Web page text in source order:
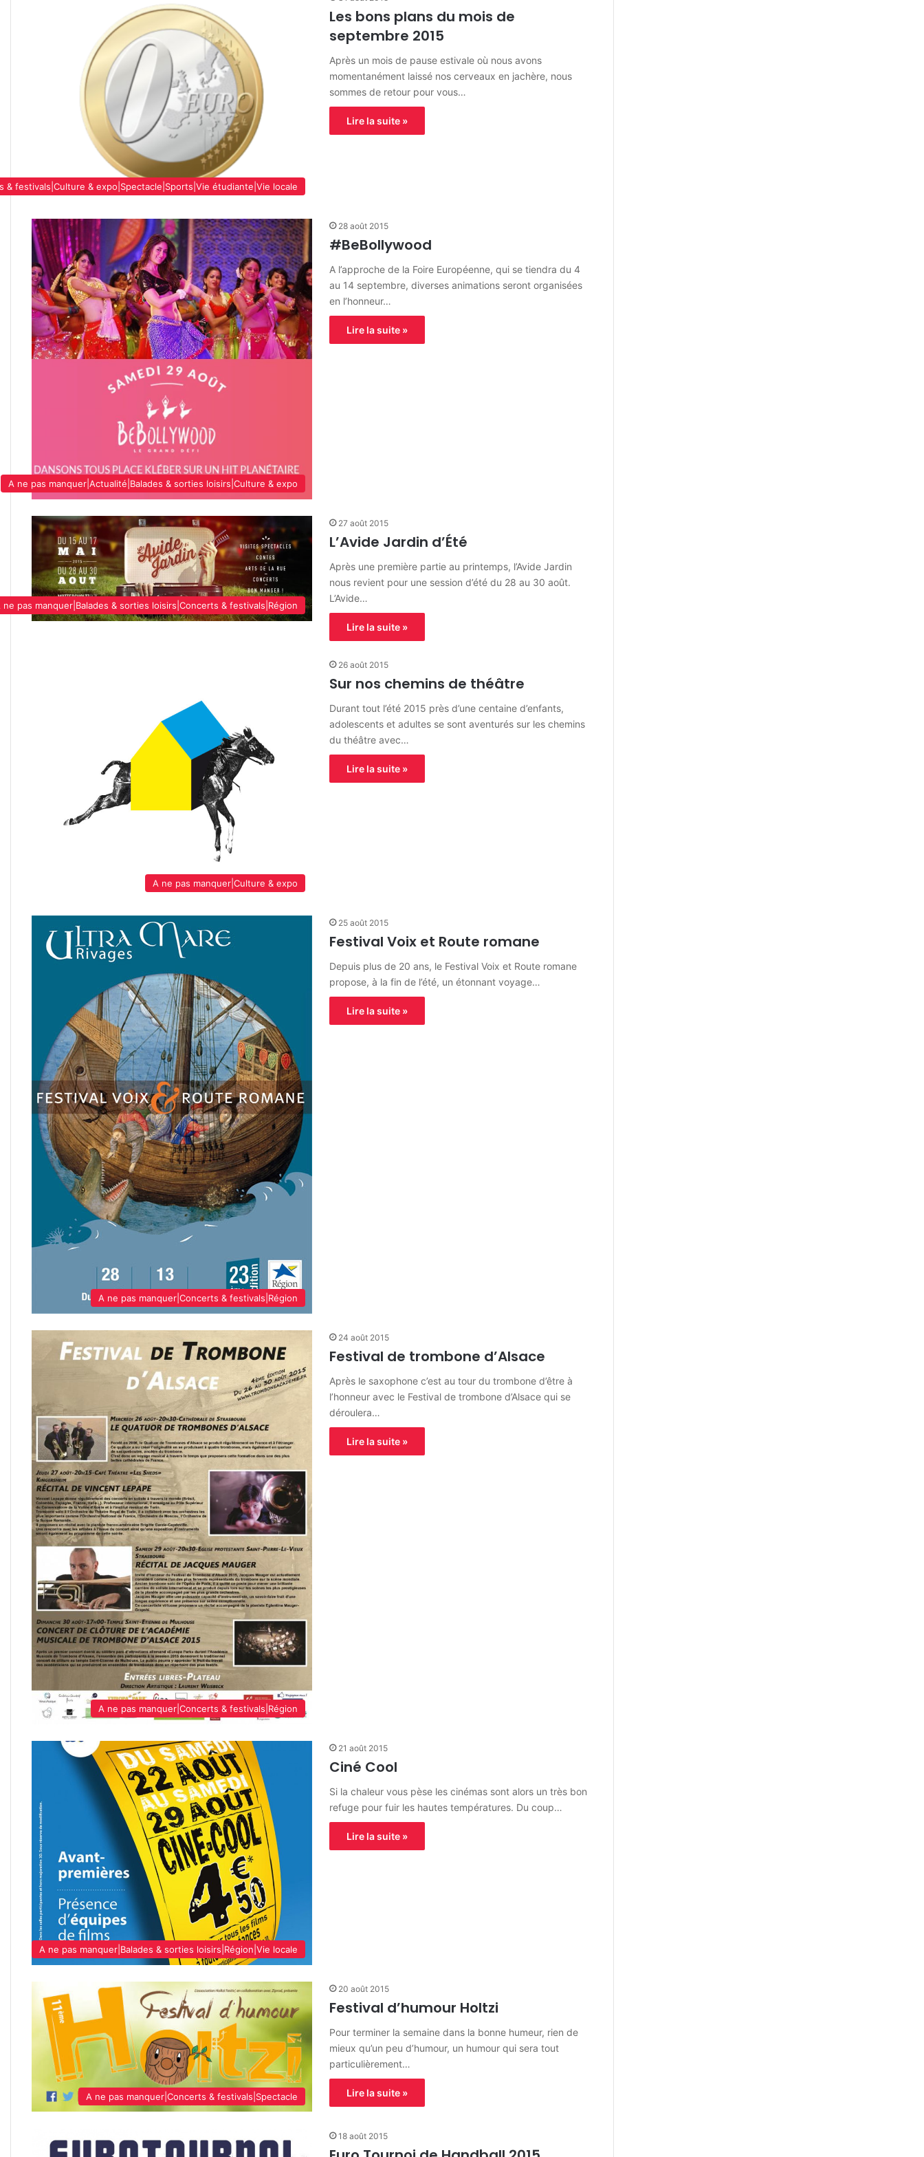
festivals|Culture & expo|Spectacle|Sports|Vie étudiante|Vie locale
Les bons plans du mois de
septembre 2015
Après un mois de pause estivale où nous avons
momentanément laissé nos cerveaux en jachère, nous
sommes de retour pour vous…
Lire la suite »
A ne pas manquer|Actualité|Balades & sorties loisirs|Culture & expo
28 août 2015
#BeBollywood
A l’approche de la Foire Européenne, qui se tiendra du 4
au 14 septembre, diverses animations seront organisées
en l’honneur…
Lire la suite »
ne pas manquer|Balades & sorties loisirs|Concerts & festivals|Région
27 août 2015
L’Avide Jardin d’Été
Après une première partie au printemps, l’Avide Jardin
nous revient pour une session d’été du 28 au 30 août.
L’Avide…
Lire la suite »
A ne pas manquer|Culture & expo
26 août 2015
Sur nos chemins de théâtre
Durant tout l’été 2015 près d’une centaine d’enfants,
adolescents et adultes se sont aventurés sur les chemins
du théâtre avec…
Lire la suite »
A ne pas manquer|Concerts & festivals|Région
25 août 2015
Festival Voix et Route romane
Depuis plus de 20 ans, le Festival Voix et Route romane
propose, à la fin de l’été, un étonnant voyage…
Lire la suite »
A ne pas manquer|Concerts & festivals|Région
24 août 2015
Festival de trombone d’Alsace
Après le saxophone c’est au tour du trombone d’être à
l’honneur avec le Festival de trombone d’Alsace qui se
déroulera…
Lire la suite »
A ne pas manquer|Balades & sorties loisirs|Région|Vie locale
21 août 2015
Ciné Cool
Si la chaleur vous pèse les cinémas sont alors un très bon
refuge pour fuir les hautes températures. Du coup…
Lire la suite »
A ne pas manquer|Concerts & festivals|Spectacle
20 août 2015
Festival d’humour Holtzi
Pour terminer la semaine dans la bonne humeur, rien de
mieux qu’un peu d’humour, un humour qui sera tout
particulièrement…
Lire la suite »
18 août 2015